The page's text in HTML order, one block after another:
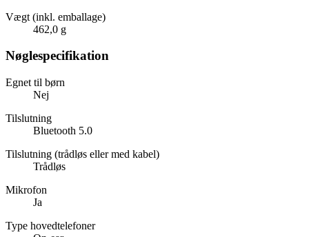
Vægt (inkl. emballage)
462,0 g
Nøglespecifikation
Egnet til børn
Nej
Tilslutning
Bluetooth 5.0
Tilslutning (trådløs eller med kabel)
Trådløs
Mikrofon
Ja
Type hovedtelefoner